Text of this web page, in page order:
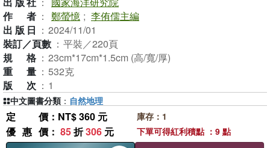
作者 ： 鄭螢憶 ; 李侑儒主編
出版日 ： 2024/11/01
裝訂／頁數 ： 平裝／220頁
規格 ： 23cm*17cm*1.5cm (高/寬/厚)
重量 ： 532克
版次 ： 1
定價 ：NT$ 360 元
優惠價 ： 85折306 元
庫存：1
下單可得紅利積點 ：9 點
中文圖書分類 ： 自然地理